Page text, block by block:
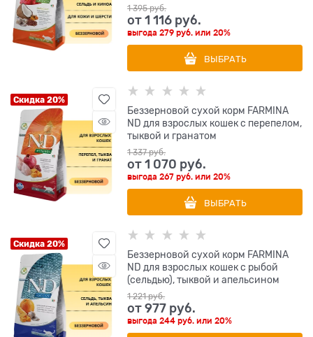
1 395 руб.
от1 116 руб.
выгода279 руб. или20%
ВЫБРАТЬ
Скидка 20%
Беззерновой cухой корм FARMINA
ND для взрослых кошек с перепелом,
тыквой и гранатом
1 337 руб.
от1 070 руб.
выгода267 руб. или20%
ВЫБРАТЬ
Скидка 20%
Беззерновой cухой корм FARMINA
ND для взрослых кошек с рыбой
(сельдью), тыквой и апельсином
1 221 руб.
от977 руб.
выгода244 руб. или20%